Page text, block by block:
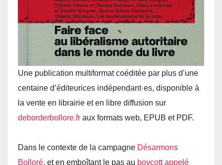
Une publication multiformat coéditée par plus d’une
centaine d’éditeurices indépendant·es, disponible à
la vente en librairie et en libre diffusion sur
deborderbollore.​fr aux formats web, EPUB et PDF.
Dans le contexte de la campagne Désarmons
Bolloré, et en emboîtant le pas au boycott appelé